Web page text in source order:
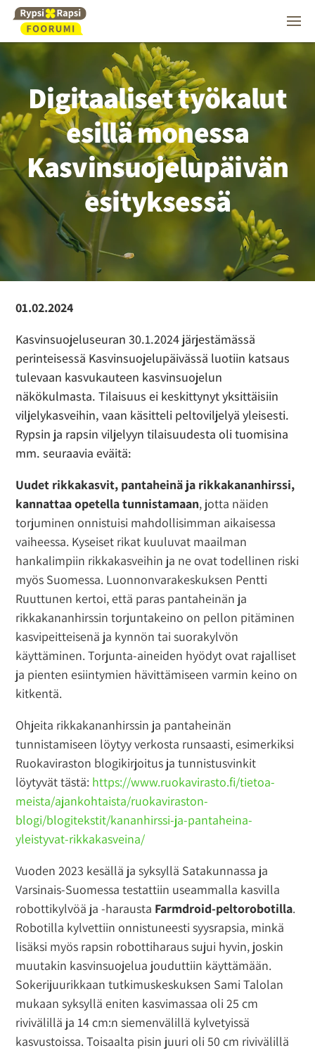
Digitaaliset työkalut
esillä monessa
Kasvinsuojelupäivän
esityksessä
01.02.2024
Kasvinsuojeluseuran 30.1.2024 järjestämässä
perinteisessä Kasvinsuojelupäivässä luotiin katsaus
tulevaan kasvukauteen kasvinsuojelun
näkökulmasta. Tilaisuus ei keskittynyt yksittäisiin
viljelykasveihin, vaan käsitteli peltoviljelyä yleisesti.
Rypsin ja rapsin viljelyyn tilaisuudesta oli tuomisina
mm. seuraavia eväitä:
Uudet rikkakasvit, pantaheinä ja rikkakananhirssi,
kannattaa opetella tunnistamaan, jotta näiden
torjuminen onnistuisi mahdollisimman aikaisessa
vaiheessa. Kyseiset rikat kuuluvat maailman
hankalimpiin rikkakasveihin ja ne ovat todellinen riski
myös Suomessa. Luonnonvarakeskuksen Pentti
Ruuttunen kertoi, että paras pantaheinän ja
rikkakananhirssin torjuntakeino on pellon pitäminen
kasvipeitteisenä ja kynnön tai suorakylvön
käyttäminen. Torjunta-aineiden hyödyt ovat rajalliset
ja pienten esiintymien hävittämiseen varmin keino on
kitkentä.
Ohjeita rikkakananhirssin ja pantaheinän
tunnistamiseen löytyy verkosta runsaasti, esimerkiksi
Ruokaviraston blogikirjoitus ja tunnistusvinkit
löytyvät tästä: https://www.ruokavirasto.fi/tietoa-
meista/ajankohtaista/ruokaviraston-
blogi/blogitekstit/kananhirssi-ja-pantaheina-
yleistyvat-rikkakasveina/
Vuoden 2023 kesällä ja syksyllä Satakunnassa ja
Varsinais-Suomessa testattiin useammalla kasvilla
robottikylvöä ja -harausta Farmdroid-peltorobotilla.
Robotilla kylvettiin onnistuneesti syysrapsia, minkä
lisäksi myös rapsin robottiharaus sujui hyvin, joskin
muutakin kasvinsuojelua jouduttiin käyttämään.
Sokerijuurikkaan tutkimuskeskuksen Sami Talolan
mukaan syksyllä eniten kasvimassaa oli 25 cm
rivivälillä ja 14 cm:n siemenvälillä kylvetyissä
kasvustoissa. Toisaalta pisin juuri oli 50 cm rivivälillä